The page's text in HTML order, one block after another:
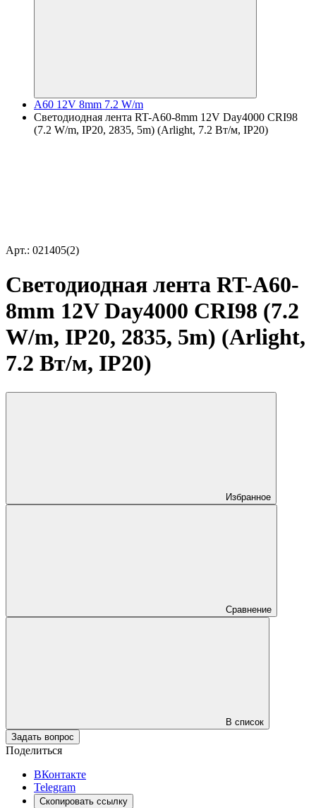
A60 12V 8mm 7.2 W/m
Светодиодная лента RT-A60-8mm 12V Day4000 CRI98
(7.2 W/m, IP20, 2835, 5m) (Arlight, 7.2 Вт/м, IP20)
Арт.: 021405(2)
Светодиодная лента RT-A60-
8mm 12V Day4000 CRI98 (7.2
W/m, IP20, 2835, 5m) (Arlight,
7.2 Вт/м, IP20)
Избранное
Сравнение
В список
Задать вопрос
Поделиться
ВКонтакте
Telegram
Скопировать ссылку